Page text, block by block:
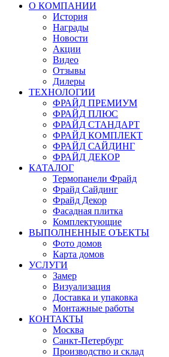
О КОМПАНИИ
История
Награды
Новости
Акции
Видео
Отзывы
Дилеры
ТЕХНОЛОГИИ
ФРАЙД ПРЕМИУМ
ФРАЙД ПЛЮС
ФРАЙД СТАНДАРТ
ФРАЙД КОМПЛЕКТ
ФРАЙД САЙДИНГ
ФРАЙД ДЕКОР
КАТАЛОГ
Термопанели Фрайд
Фрайд Сайдинг
Фрайд Декор
Фасадная плитка
Комплектующие
ВЫПОЛНЕННЫЕ ОЪЕКТЫ
Фото домов
Карта домов
УСЛУГИ
Замер
Визуализация
Доставка и упаковка
Монтажные работы
КОНТАКТЫ
Москва
Санкт-Петербург
Производство и склад